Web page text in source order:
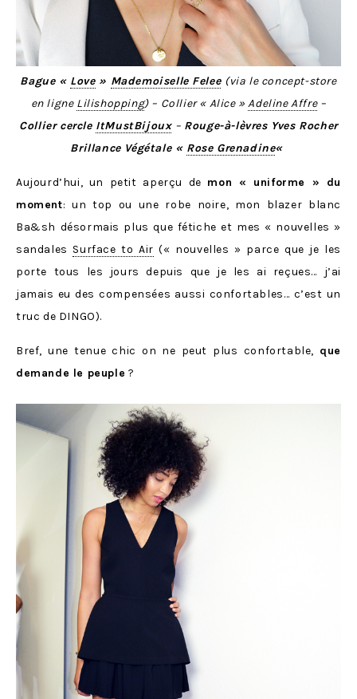
Bague « Love» Mademoiselle Felee (via le concept-store
en ligne Lilishopping) – Collier « Alice »Adeline Affre–
Collier cercle ItMustBijoux – Rouge-à-lèvres Yves Rocher
Brillance Végétale « Rose Grenadine«
Aujourd’hui, un petit aperçu de mon « uniforme » du
moment: un top ou une robe noire, mon blazer blanc
Ba&sh désormais plus que fétiche et mes « nouvelles »
sandales Surface to Air (« nouvelles » parce que je les
porte tous les jours depuis que je les ai reçues… j’ai
jamais eu des compensées aussi confortables… c’est un
truc de DINGO).
Bref, une tenue chic on ne peut plus confortable, que
demande le peuple ?